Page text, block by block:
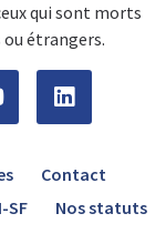
qui sont morts
ou étrangers.
Contact
SF Nos statuts